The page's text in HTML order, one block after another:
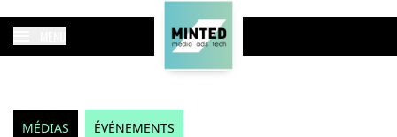
MÉDIAS ÉVÉNEMENTS